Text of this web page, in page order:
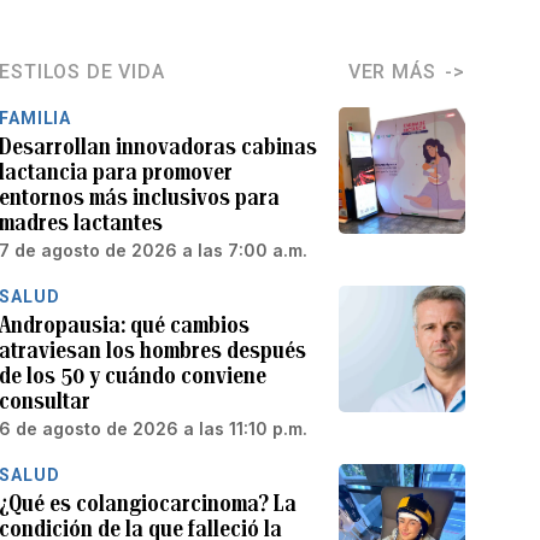
ESTILOS DE VIDA VER MÁS
FAMILIA
Desarrollan innovadoras cabinas
lactancia para promover
entornos más inclusivos para
madres lactantes
7 de agosto de 2026 a las 7:00 a.m.
SALUD
Andropausia: qué cambios
atraviesan los hombres después
de los 50 y cuándo conviene
consultar
6 de agosto de 2026 a las 11:10 p.m.
SALUD
¿Qué es colangiocarcinoma? La
condición de la que falleció la